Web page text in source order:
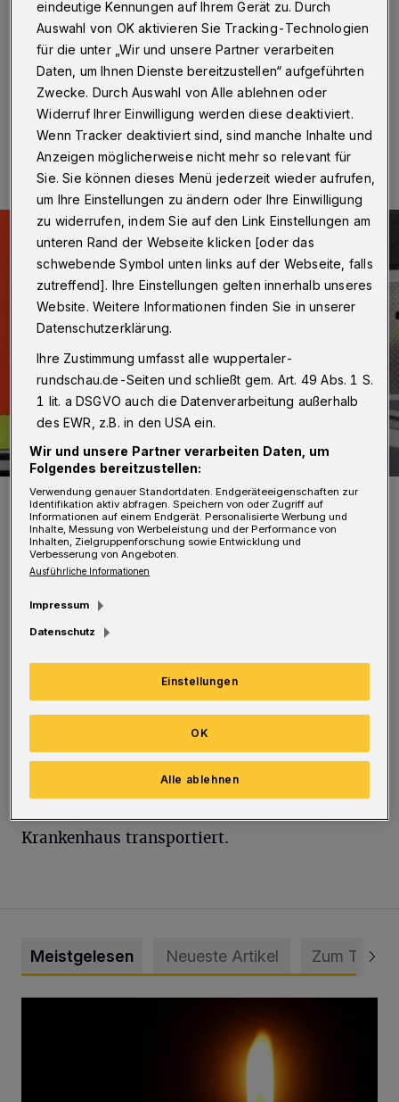
15.40 Uhr kam es auf dem Steinweg zu einem
Verkehrsunfall, bei dem vier Businsassen leicht verletzt
wurden.
21.01.2017 , 20:31 Uhr Eine Minute Lesezeit
Symbolfoto.
Foto: Christoph Petersen
Ein WSW-Bus war in Richtung Autobahn
Jährige Busfahrer stark abbremsen. Dabei
Sie verletzten sich dabei leicht und wurden
Krankenhaus transportiert.
Meistgelesen Neueste Artikel Zum Thema
eindeutige Kennungen auf Ihrem Gerät zu. Durch
Auswahl von OK aktivieren Sie Tracking-Technologien
für die unter „Wir und unsere Partner verarbeiten
Daten, um Ihnen Dienste bereitzustellen“ aufgeführten
Zwecke. Durch Auswahl von Alle ablehnen oder
Widerruf Ihrer Einwilligung werden diese deaktiviert.
Wenn Tracker deaktiviert sind, sind manche Inhalte und
Anzeigen möglicherweise nicht mehr so relevant für
Sie. Sie können dieses Menü jederzeit wieder aufrufen,
um Ihre Einstellungen zu ändern oder Ihre Einwilligung
zu widerrufen, indem Sie auf den Link Einstellungen am
unteren Rand der Webseite klicken [oder das
schwebende Symbol unten links auf der Webseite, falls
zutreffend]. Ihre Einstellungen gelten innerhalb unseres
Website. Weitere Informationen finden Sie in unserer
Datenschutzerklärung.
Ihre Zustimmung umfasst alle wuppertaler-
rundschau.de-Seiten und schließt gem. Art. 49 Abs. 1 S.
1 lit. a DSGVO auch die Datenverarbeitung außerhalb
des EWR, z.B. in den USA ein.
Wir und unsere Partner verarbeiten Daten, um
Folgendes bereitzustellen:
Verwendung genauer Standortdaten. Endgeräteeigenschaften zur
Identifikation aktiv abfragen. Speichern von oder Zugriff auf
Informationen auf einem Endgerät. Personalisierte Werbung und
Inhalte, Messung von Werbeleistung und der Performance von
Inhalten, Zielgruppenforschung sowie Entwicklung und
Verbesserung von Angeboten.
Ausführliche Informationen
Impressum
Datenschutz
Einstellungen
Alle ablehnen
OK